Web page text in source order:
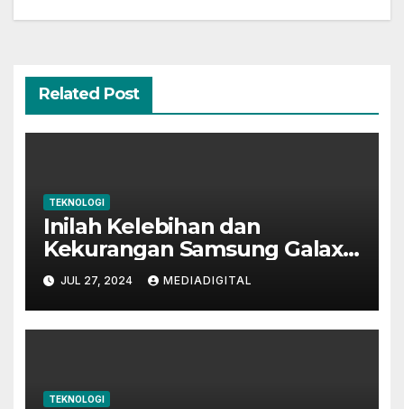
Related Post
TEKNOLOGI
Inilah Kelebihan dan
Kekurangan Samsung Galaxy
M20, Udah Tau?
JUL 27, 2024 MEDIADIGITAL
TEKNOLOGI